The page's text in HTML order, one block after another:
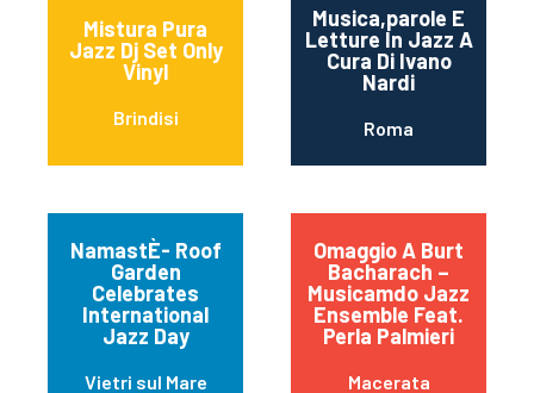
Mistura Pura
Jazz Dj Set Only
Vinyl
Brindisi
Musica,parole E
Letture In Jazz A
Cura Di Ivano
Nardi
Roma
NamastÈ- Roof
Garden
Celebrates
International
Jazz Day
Vietri sul Mare
Omaggio A Burt
Bacharach –
Musicamdo Jazz
Ensemble Feat.
Perla Palmieri
Macerata